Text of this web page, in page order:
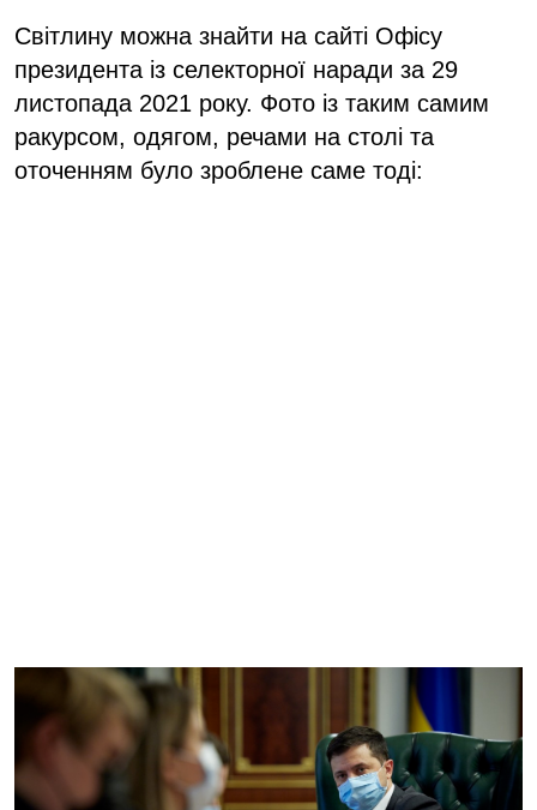
Світлину можна знайти на сайті Офісу
президента із селекторної наради за 29
листопада 2021 року. Фото із таким самим
ракурсом, одягом, речами на столі та
оточенням було зроблене саме тоді: